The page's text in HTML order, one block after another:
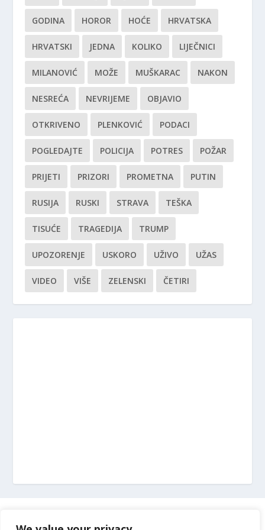
GODINA HOROR HOĆE HRVATSKA
HRVATSKI JEDNA KOLIKO LIJEČNICI
MILANOVIĆ MOŽE MUŠKARAC NAKON
NESREĆA NEVRIJEME OBJAVIO
OTKRIVENO PLENKOVIĆ PODACI
POGLEDAJTE POLICIJA POTRES POŽAR
PRIJETI PRIZORI PROMETNA PUTIN
RUSIJA RUSKI STRAVA TEŠKA
TISUĆE TRAGEDIJA TRUMP
UPOZORENJE USKORO UŽIVO UŽAS
VIDEO VIŠE ZELENSKI ČETIRI